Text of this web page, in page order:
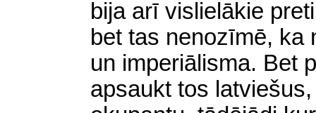
bija arī vislielākie
bet tas nenozīmē, ka
un imperiālisma. Bet
apsaukt tos